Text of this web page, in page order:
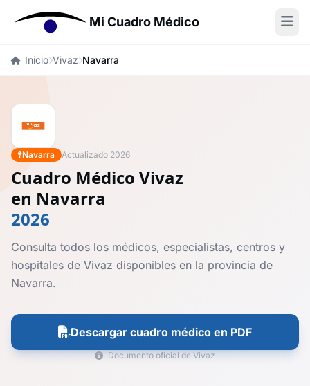
Mi Cuadro Médico
Inicio Vivaz Navarra
Navarra Actualizado 2026
Cuadro Médico Vivaz
en Navarra
2026
Consulta todos los médicos, especialistas, centros y
hospitales de Vivaz disponibles en la provincia de
Navarra.
Descargar cuadro médico en PDF
Documento oficial de Vivaz